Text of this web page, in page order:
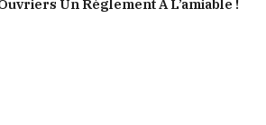
Un Règlement À L’amiable !